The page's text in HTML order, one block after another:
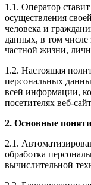
1.1. Оператор
осуществления
человека и
данных, в том числе
частной жизни,
1.2. Настоящая
персональных
всей информации,
посетителях веб-
2. Основные
2.1.
обработка
вычислительной